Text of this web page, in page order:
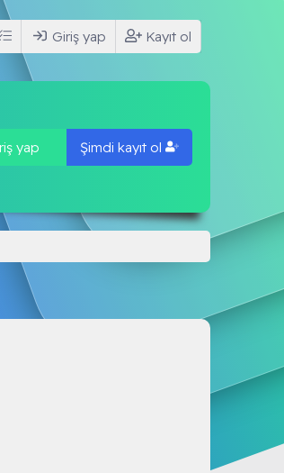
Giriş yap Kayıt ol
yap Şimdi kayıt ol